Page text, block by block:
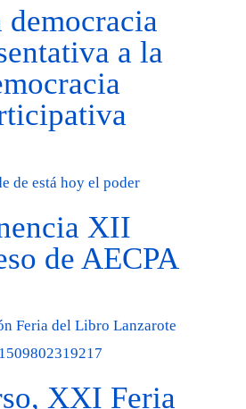
democracia
a la
XII
de AECPA
XXI Feria